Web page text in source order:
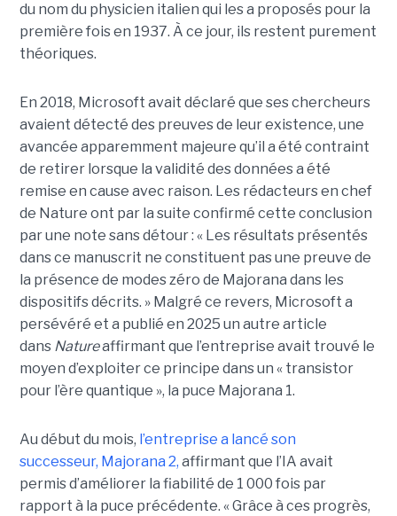
du nom du physicien italien qui les a proposés pour la
première fois en 1937. À ce jour, ils restent purement
théoriques.
En 2018, Microsoft avait déclaré que ses chercheurs
avaient détecté des preuves de leur existence, une
avancée apparemment majeure qu’il a été contraint
de retirer lorsque la validité des données a été
remise en cause avec raison. Les rédacteurs en chef
de Nature ont par la suite confirmé cette conclusion
par une note sans détour : « Les résultats présentés
dans ce manuscrit ne constituent pas une preuve de
la présence de modes zéro de Majorana dans les
dispositifs décrits. » Malgré ce revers, Microsoft a
persévéré et a publié en 2025 un autre article
dans Natureaffirmant que l’entreprise avait trouvé le
moyen d’exploiter ce principe dans un « transistor
pour l’ère quantique », la puce Majorana 1.
Au début du mois, l’entreprise a lancé son
successeur, Majorana 2, affirmant que l’IA avait
permis d’améliorer la fiabilité de 1 000 fois par
rapport à la puce précédente. « Grâce à ces progrès,